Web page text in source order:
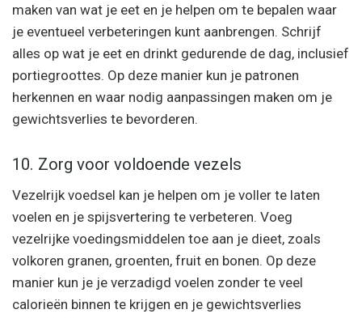
maken van wat je eet en je helpen om te bepalen waar
je eventueel verbeteringen kunt aanbrengen. Schrijf
alles op wat je eet en drinkt gedurende de dag, inclusief
portiegroottes. Op deze manier kun je patronen
herkennen en waar nodig aanpassingen maken om je
gewichtsverlies te bevorderen.
10. Zorg voor voldoende vezels
Vezelrijk voedsel kan je helpen om je voller te laten
voelen en je spijsvertering te verbeteren. Voeg
vezelrijke voedingsmiddelen toe aan je dieet, zoals
volkoren granen, groenten, fruit en bonen. Op deze
manier kun je je verzadigd voelen zonder te veel
calorieën binnen te krijgen en je gewichtsverlies